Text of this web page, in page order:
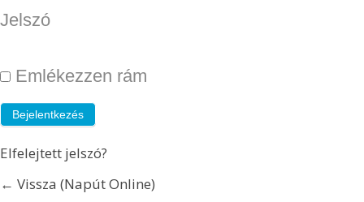
Jelszó
Emlékezzen rám
Elfelejtett jelszó?
← Vissza (Napút Online)